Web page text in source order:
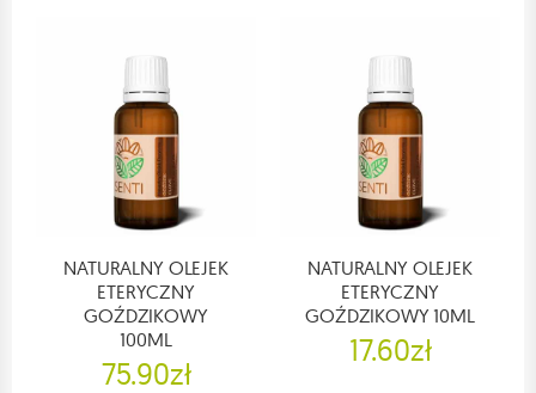
NATURALNY OLEJEK
ETERYCZNY
GOŹDZIKOWY
100ML
75.90zł
NATURALNY OLEJEK
ETERYCZNY
GOŹDZIKOWY 10ML
17.60zł